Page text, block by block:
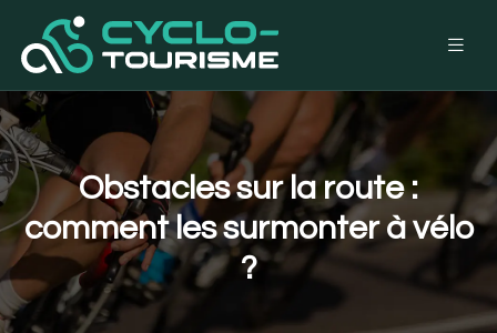
Obstacles sur la route :
comment les surmonter à vélo
?